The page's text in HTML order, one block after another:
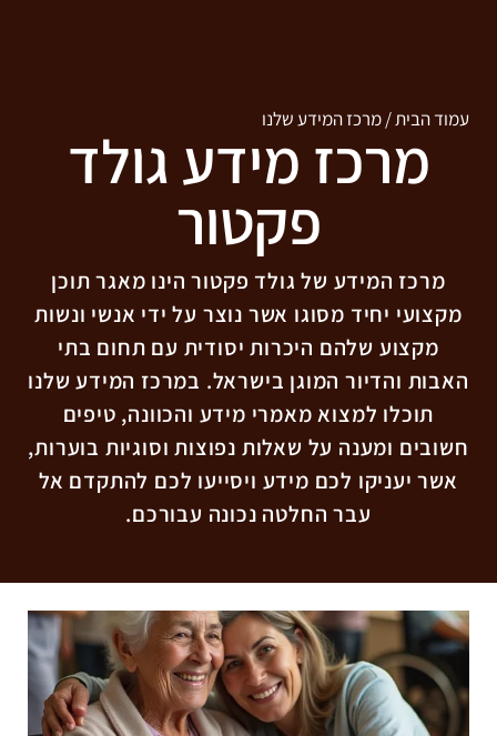
עמוד הבית/מרכז המידע שלנו
מרכז מידע גולד
פקטור
מרכז המידע של גולד פקטור הינו מאגר תוכן
מקצועי יחיד מסוגו אשר נוצר על ידי אנשי ונשות
מקצוע שלהם היכרות יסודית עם תחום בתי
האבות והדיור המוגן בישראל. במרכז המידע שלנו
תוכלו למצוא מאמרי מידע והכוונה, טיפים
חשובים ומענה על שאלות נפוצות וסוגיות בוערות,
אשר יעניקו לכם מידע ויסייעו לכם להתקדם אל
עבר החלטה נכונה עבורכם.